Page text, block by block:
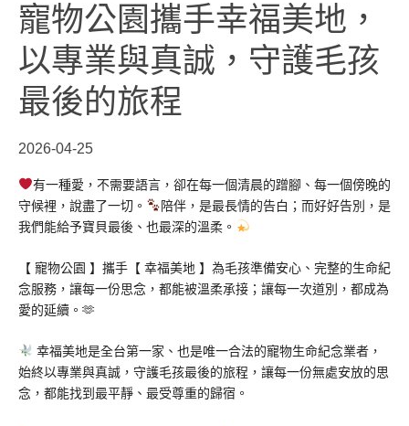
寵物公園攜手幸福美地，
以專業與真誠，守護毛孩
最後的旅程
2026-04-25
有一種愛，不需要語言，卻在每一個清晨的蹭腳、每一個傍晚的
守候裡，說盡了一切。
陪伴，是最長情的告白；而好好告別，是
我們能給予寶貝最後、也最深的溫柔。
【 寵物公園 】攜手【 幸福美地 】為毛孩準備安心、完整的生命紀
念服務，讓每一份思念，都能被溫柔承接；讓每一次道別，都成為
愛的延續。🫶
幸福美地是全台第一家、也是唯一合法的寵物生命紀念業者，
始終以專業與真誠，守護毛孩最後的旅程，讓每一份無處安放的思
念，都能找到最平靜、最受尊重的歸宿。